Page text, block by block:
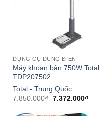
DỤNG CỤ DÙNG ĐIỆN
Máy khoan bàn 750W Total
TDP207502
Total - Trung Quốc
7.850.000₫ Giá
7.372.000₫Giá